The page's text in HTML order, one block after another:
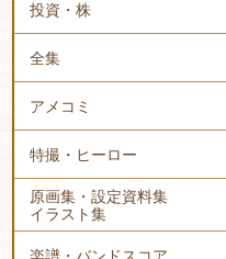
投資・株
全集
アメコミ
特撮・ヒーロー
原画集・設定資料集
イラスト集